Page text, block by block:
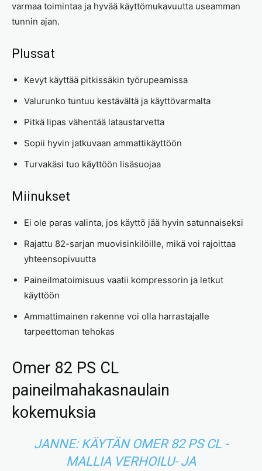
varmaa toimintaa ja hyvää käyttömukavuutta useamman
tunnin ajan.
Plussat
Kevyt käyttää pitkissäkin työrupeamissa
Valurunko tuntuu kestävältä ja käyttövarmalta
Pitkä lipas vähentää lataustarvetta
Sopii hyvin jatkuvaan ammattikäyttöön
Turvakäsi tuo käyttöön lisäsuojaa
Miinukset
Ei ole paras valinta, jos käyttö jää hyvin satunnaiseksi
Rajattu 82-sarjan muovisinkilöille, mikä voi rajoittaa
yhteensopivuutta
Paineilmatoimisuus vaatii kompressorin ja letkut
käyttöön
Ammattimainen rakenne voi olla harrastajalle
tarpeettoman tehokas
Omer 82 PS CL
paineilmahakasnaulain
kokemuksia
JANNE: KÄYTÄN OMER 82 PS CL -
MALLIA VERHOILU- JA